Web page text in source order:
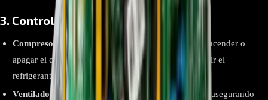
3. Control de Componentes
Compresor
: La placa envía señales eléctricas para encender o
apagar el compresor, que es responsable de comprimir el
refrigerante y mantener el ciclo de refrigeración.
Ventilador
: Controla el ventilador interno y externo, asegurando